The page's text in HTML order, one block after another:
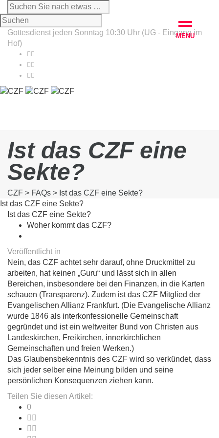
Gottesdienst jeden Sonntag 10:30 Uhr (UG - Eingang im
Hof)
Ist das CZF eine
Sekte?
CZF > FAQs > Ist das CZF eine Sekte?
Ist das CZF eine Sekte?
Ist das CZF eine Sekte?
Woher kommt das CZF?
Veröffentlicht in
Nein, das CZF achtet sehr darauf, ohne Druckmittel zu
arbeiten, hat keinen „Guru“ und lässt sich in allen
Bereichen, insbesondere bei den Finanzen, in die Karten
schauen (Transparenz). Zudem ist das CZF Mitglied der
Evangelischen Allianz Frankfurt. (Die Evangelische Allianz
wurde 1846 als interkonfessionelle Gemeinschaft
gegründet und ist ein weltweiter Bund von Christen aus
Landeskirchen, Freikirchen, innerkirchlichen
Gemeinschaften und freien Werken.)
Das Glaubensbekenntnis des CZF wird so verkündet, dass
sich jeder selber eine Meinung bilden und seine
persönlichen Konsequenzen ziehen kann.
Teilen Sie diesen Artikel:
0
MENU